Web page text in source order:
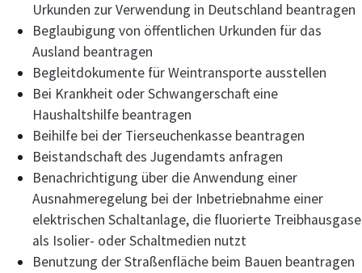
Urkunden zur Verwendung in Deutschland beantragen
Beglaubigung von öffentlichen Urkunden für das
Ausland beantragen
Begleitdokumente für Weintransporte ausstellen
Bei Krankheit oder Schwangerschaft eine
Haushaltshilfe beantragen
Beihilfe bei der Tierseuchenkasse beantragen
Beistandschaft des Jugendamts anfragen
Benachrichtigung über die Anwendung einer
Ausnahmeregelung bei der Inbetriebnahme einer
elektrischen Schaltanlage, die fluorierte Treibhausgase
als Isolier- oder Schaltmedien nutzt
Benutzung der Straßenfläche beim Bauen beantragen